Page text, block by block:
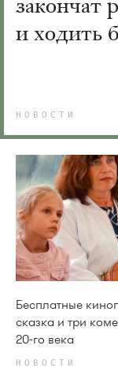
и ходить
НОВОСТИ
Бесплатные
сказка и три
20-го века
НОВОСТИ